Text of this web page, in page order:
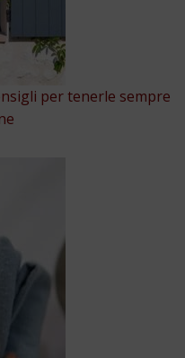
per tenerle sempre